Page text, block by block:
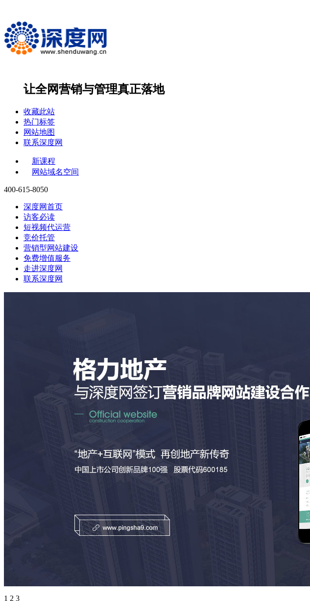
让全网营销与管理真正落地
收藏此站
热门标签
网站地图
联系深度网
新课程
网站域名空间
400-615-8050
深度网首页
访客必读
短视频代运营
竞价托管
营销型网站建设
免费增值服务
走进深度网
联系深度网
1 2 3